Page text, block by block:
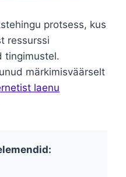
protsess, kus
ressurssi
tingimustel.
märkimisväärselt
laenu